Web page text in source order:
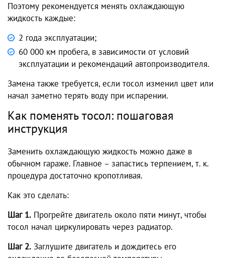
Поэтому рекомендуется менять охлаждающую
жидкость каждые:
2 года эксплуатации;
60 000 км пробега, в зависимости от условий
эксплуатации и рекомендаций автопроизводителя.
Замена также требуется, если тосол изменил цвет или
начал заметно терять воду при испарении.
Как поменять тосол: пошаговая
инструкция
Заменить охлаждающую жидкость можно даже в
обычном гараже. Главное – запастись терпением, т. к.
процедура достаточно кропотливая.
Как это сделать:
Шаг 1. Прогрейте двигатель около пяти минут, чтобы
тосол начал циркулировать через радиатор.
Шаг 2. Заглушите двигатель и дождитесь его